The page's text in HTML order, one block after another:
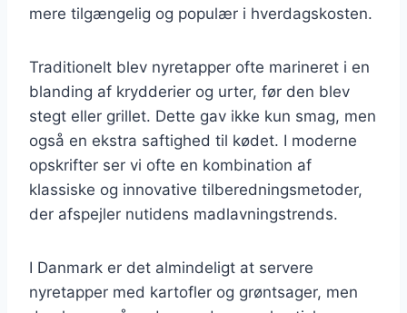
mere tilgængelig og populær i hverdagskosten.
Traditionelt blev nyretapper ofte marineret i en
blanding af krydderier og urter, før den blev
stegt eller grillet. Dette gav ikke kun smag, men
også en ekstra saftighed til kødet. I moderne
opskrifter ser vi ofte en kombination af
klassiske og innovative tilberedningsmetoder,
der afspejler nutidens madlavningstrends.
I Danmark er det almindeligt at servere
nyretapper med kartofler og grøntsager, men